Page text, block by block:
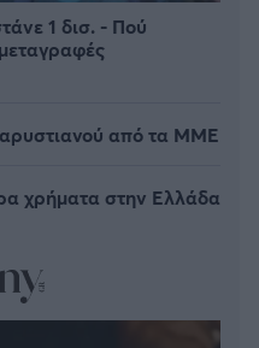
1 δισ. - Πού
από τα ΜΜΕ
χρήματα στην Ελλάδα